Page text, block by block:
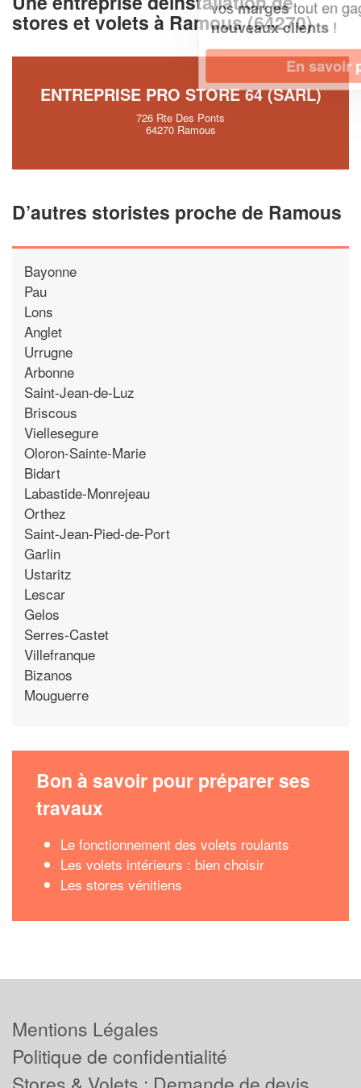
stores et volets à Ramous (64270)
ENTREPRISE PRO STORE 64 (SARL)
726 Rte Des Ponts
64270 Ramous
D’autres storistes proche de Ramous
Bayonne
Pau
Lons
Anglet
Urrugne
Arbonne
Saint-Jean-de-Luz
Briscous
Viellesegure
Oloron-Sainte-Marie
Bidart
Labastide-Monrejeau
Orthez
Saint-Jean-Pied-de-Port
Garlin
Ustaritz
Lescar
Gelos
Serres-Castet
Villefranque
Bizanos
Mouguerre
Bon à savoir pour préparer ses
travaux
Le fonctionnement des volets roulants
Les volets intérieurs : bien choisir
Les stores vénitiens
vosmargestout en gagnant de
nouveaux clients!
Mentions Légales
Politique de confidentialité